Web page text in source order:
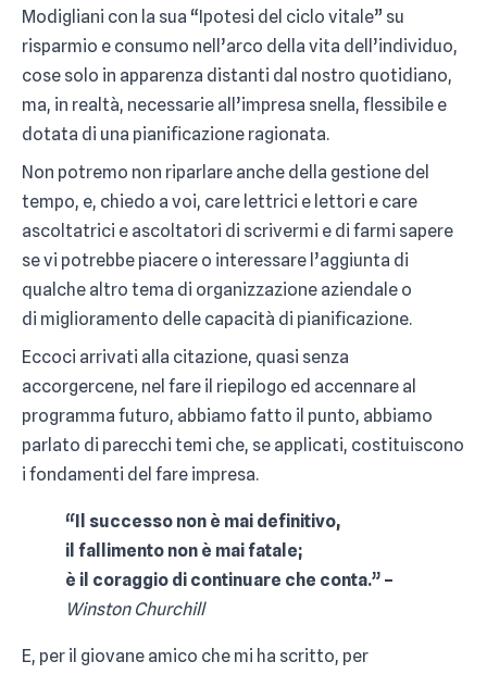
Modigliani con la sua “Ipotesi del ciclo vitale” su
risparmio e consumo nell’arco della vita dell’individuo,
cose solo in apparenza distanti dal nostro quotidiano,
ma, in realtà, necessarie all’impresa snella, flessibile e
dotata di una pianificazione ragionata.
Non potremo non riparlare anche della gestione del
tempo, e, chiedo a voi, care lettrici e lettori e care
ascoltatrici e ascoltatori di scrivermi e di farmi sapere
se vi potrebbe piacere o interessare l’aggiunta di
qualche altro tema di organizzazione aziendale o
di miglioramento delle capacità di pianificazione.
Eccoci arrivati alla citazione, quasi senza
accorgercene, nel fare il riepilogo ed accennare al
programma futuro, abbiamo fatto il punto, abbiamo
parlato di parecchi temi che, se applicati, costituiscono
i fondamenti del fare impresa.
“Il successo non è mai definitivo,
il fallimento non è mai fatale;
è il coraggio di continuare che conta.” –
Winston Churchill
E, per il giovane amico che mi ha scritto, per